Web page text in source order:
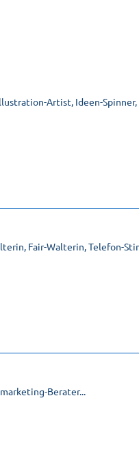
Artist, Ideen-
Fair-Walterin, Telefon-
Berater...